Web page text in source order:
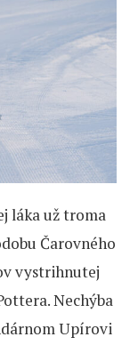
láka už troma
Čarovného
vystrihnutej
Nechýba
Upírovi